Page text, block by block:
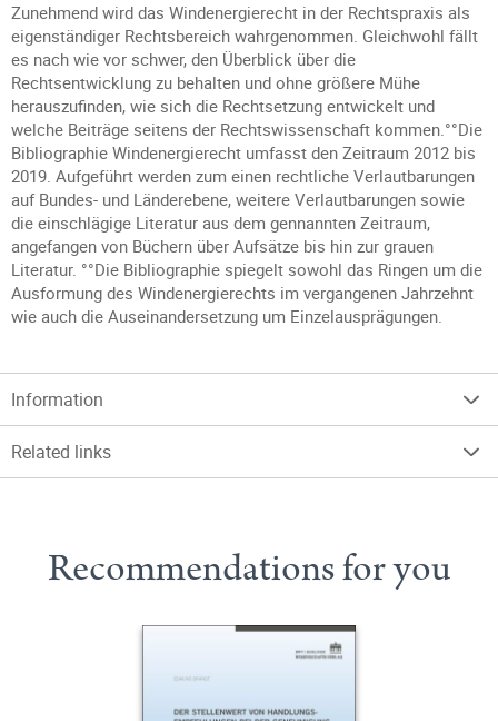
Zunehmend wird das Windenergierecht in der Rechtspraxis als
eigenständiger Rechtsbereich wahrgenommen. Gleichwohl fällt
es nach wie vor schwer, den Überblick über die
Rechtsentwicklung zu behalten und ohne größere Mühe
herauszufinden, wie sich die Rechtsetzung entwickelt und
welche Beiträge seitens der Rechtswissenschaft kommen.°°Die
Bibliographie Windenergierecht umfasst den Zeitraum 2012 bis
2019. Aufgeführt werden zum einen rechtliche Verlautbarungen
auf Bundes- und Länderebene, weitere Verlautbarungen sowie
die einschlägige Literatur aus dem gennannten Zeitraum,
angefangen von Büchern über Aufsätze bis hin zur grauen
Literatur. °°Die Bibliographie spiegelt sowohl das Ringen um die
Ausformung des Windenergierechts im vergangenen Jahrzehnt
wie auch die Auseinandersetzung um Einzelausprägungen.
Information
Related links
Recommendations for you